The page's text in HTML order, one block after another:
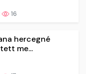
16
hercegné
me...